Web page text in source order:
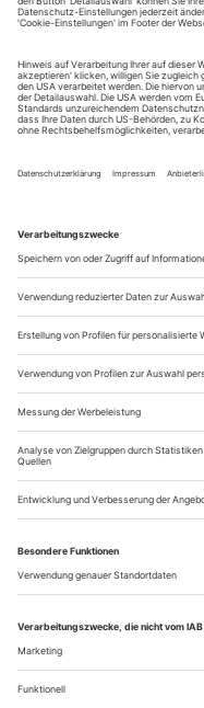
Für ihre...
Spielpläne Ausland
Australien
www.opera-australia.org.au
– Die lustige Witwe:
30., 31.
Belarus
Minsk
Tel. +75-17 334 10 41
ticket@belarusopera.by
www.bolshoibelarus.by
– Eugen Onegin: 2.
– Un ballo in maschera:
– Iolanta: 6.
– Rigoletto: 9.
– Le nozze di Figaro: 18.
– Madama Butterfly: 20.
– The Little...